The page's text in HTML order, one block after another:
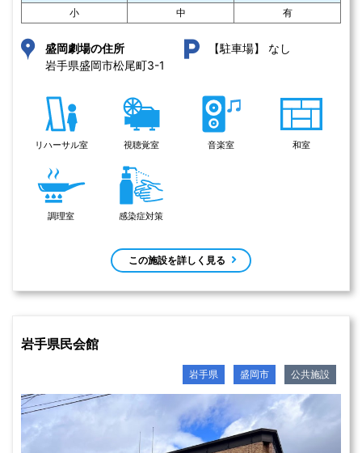
小
中 有
盛岡劇場の住所
岩手県盛岡市松尾町3-1
【駐車場】 なし
リハーサル室 視聴覚室 音楽室 和室
調理室 感染症対策
この施設を詳しく見る
岩手県民会館
岩手県 盛岡市 公共施設